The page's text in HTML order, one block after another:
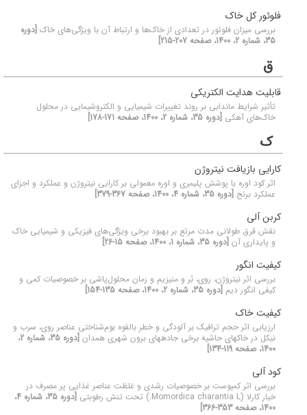
فلوئور کل خاک
بررسی میزان فلوئور در تعدادی از خاک‌ها و ارتباط آن با ویژگی‌های خاک [دوره
35، شماره 2، 1400، صفحه 207-215]
ق
قابلیت هدایت الکتریکی
تأثیر شرایط ماندابی بر روند تغییرات شیمیایی و الکتروشیمایی در محلول
خاک‌های آهکی [دوره 35، شماره 2، 1400، صفحه 171-178]
ک
کارایی بازیافت نیتروژن
اثر کود اوره با پوشش‌ پلیمری و اوره معمولی بر کارایی نیتروژن و عملکرد و اجزای
عملکرد برنج [دوره 35، شماره 4، 1400، صفحه 367-379]
کربن آلی
نقش قرق طولانی مدت مرتع بر بهبود برخی ویژگی‌های فیزیکی و شیمیایی خاک
و پایداری آن [دوره 35، شماره 1، 1400، صفحه 15-26]
کیفیت انگور
بررسی اثر نیتروژن، روی، بُر و منیزیم و زمان‌ محلول‌پاشی بر خصوصیات کمی و
کیفی انگور دیم [دوره 35، شماره 2، 1400، صفحه 135-154]
کیفیت خاک
ارزیابی اثر حجم ترافیک بر آلودگی و خطر بالقوه بوم‌شناختی عناصر روی، سرب و
نیکل در خاک‏های حاشیه برخی جاده‏های برون شهری همدان
[دوره 35، شماره 2،
1400، صفحه 119-134]
کود آلی
بررسی اثر کمپوست بر خصوصیات رشدی و غلظت عناصر غذایی پر مصرف در
خیار کارلا (Momordica charantia L.) تحت تنش رطوبتی
[دوره 35، شماره 4،
1400، صفحه 353-366]